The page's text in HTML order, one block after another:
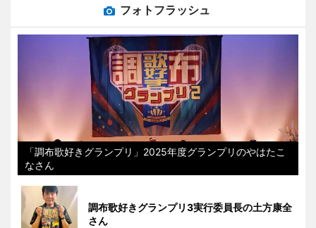
フォトフラッシュ
「調布歌好きグランプリ」2025年度グランプリのやはたこ
なさん
調布歌好きグランプリ3実行委員長の土方康全
さん